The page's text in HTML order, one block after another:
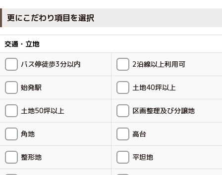
更にこだわり項目を選択
交通・立地
バス停徒歩3分以内 2沿線以上利用可
始発駅 土地40坪以上
土地50坪以上 区画整理及び分譲地
角地 高台
整形地 平坦地